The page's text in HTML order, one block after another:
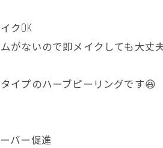
クOK
がないので即メイクしても大丈
イプのハーブピーリングです😆
バー促進